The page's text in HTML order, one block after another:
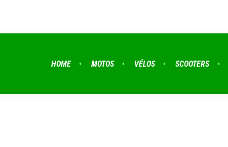
HOME MOTOS VÉLOS SCOOTERS